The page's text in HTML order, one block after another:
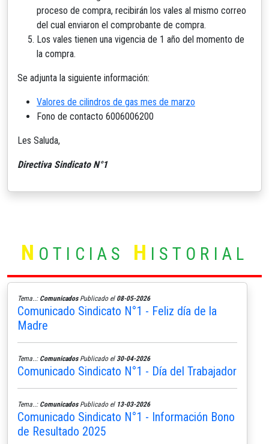
proceso de compra, recibirán los vales al mismo correo
del cual enviaron el comprobante de compra.
Los vales tienen una vigencia de 1 año del momento de
la compra.
Se adjunta la siguiente información:
Valores de cilindros de gas mes de marzo
Fono de contacto 6006006200
Les Saluda,
Directiva Sindicato N°1
N OTICIAS H ISTORIAL
Tema..: ComunicadosPublicado el 08-05-2026
Comunicado Sindicato N°1 - Feliz día de la
Madre
Tema..: ComunicadosPublicado el 30-04-2026
Comunicado Sindicato N°1 - Día del Trabajador
Tema..: ComunicadosPublicado el 13-03-2026
Comunicado Sindicato N°1 - Información Bono
de Resultado 2025